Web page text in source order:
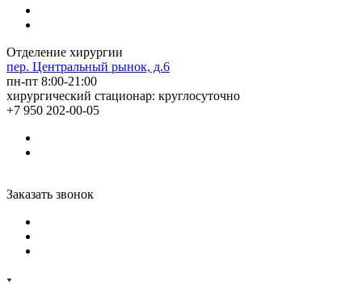
Отделение хирургии
пер. Центральный рынок, д.6
пн-пт 8:00-21:00
хирургический стационар: круглосуточно
+7 950 202-00-05
Заказать звонок